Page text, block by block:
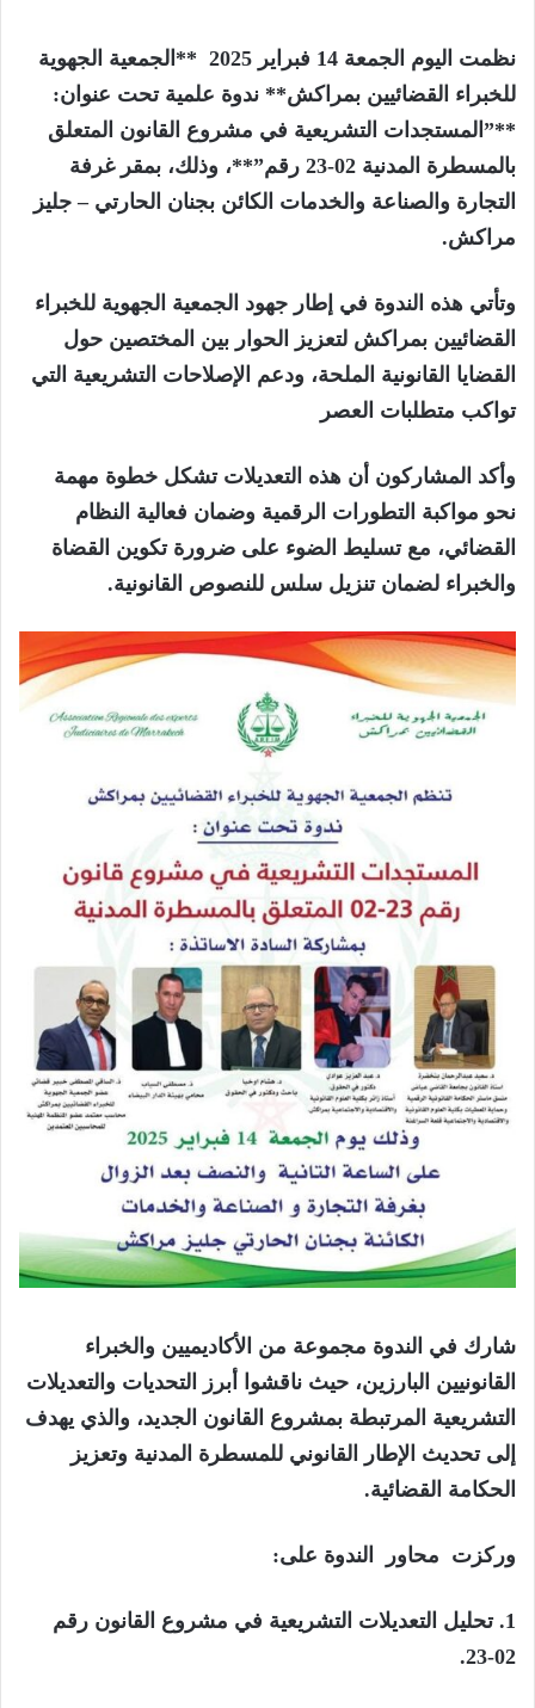
نظمت اليوم الجمعة 14 فبراير 2025
**الجمعية الجهوية
للخبراء القضائيين بمراكش** ندوة علمية تحت عنوان:
**”المستجدات التشريعية في مشروع القانون المتعلق
بالمسطرة المدنية 02-23 رقم”**، وذلك، بمقر غرفة
التجارة والصناعة والخدمات الكائن بجنان الحارتي – جليز
مراكش.
وتأتي هذه الندوة في إطار جهود الجمعية الجهوية للخبراء
القضائيين بمراكش لتعزيز الحوار بين المختصين حول
القضايا القانونية الملحة، ودعم الإصلاحات التشريعية التي
تواكب متطلبات العصر
وأكد المشاركون أن هذه التعديلات تشكل خطوة مهمة
نحو مواكبة التطورات الرقمية وضمان فعالية النظام
القضائي، مع تسليط الضوء على ضرورة تكوين القضاة
والخبراء لضمان تنزيل سلس للنصوص القانونية.
شارك في الندوة مجموعة من الأكاديميين والخبراء
القانونيين البارزين، حيث ناقشوا أبرز التحديات والتعديلات
التشريعية المرتبطة بمشروع القانون الجديد، والذي يهدف
إلى تحديث الإطار القانوني للمسطرة المدنية وتعزيز
الحكامة القضائية.
وركزت محاور الندوة على:
1. تحليل التعديلات التشريعية في مشروع القانون رقم
02-23.